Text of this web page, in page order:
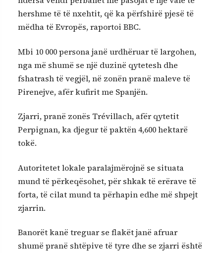
hershme të të nxehtit, që ka përfshirë pjesë të
mëdha të Evropës, raportoi BBC.
Mbi 10 000 persona janë urdhëruar të largohen,
nga më shumë se një duzinë qytetesh dhe
fshatrash të vegjël, në zonën pranë maleve të
Pirenejve, afër kufirit me Spanjën.
Zjarri, pranë zonës Trévillach, afër qytetit
Perpignan, ka djegur të paktën 4,600 hektarë
tokë.
Autoritetet lokale paralajmërojnë se situata
mund të përkeqësohet, për shkak të erërave të
forta, të cilat mund ta përhapin edhe më shpejt
zjarrin.
Banorët kanë treguar se flakët janë afruar
shumë pranë shtëpive të tyre dhe se zjarri është